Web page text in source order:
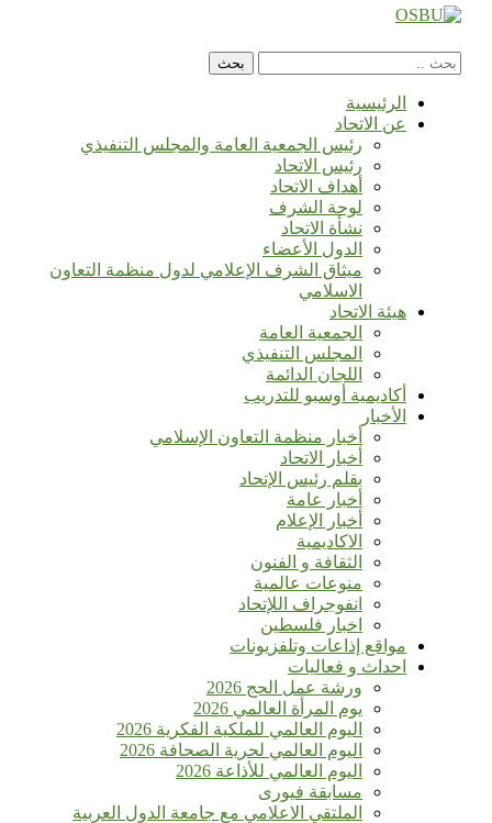
بحث
الرئيسية
عن الاتحاد
رئيس الجمعية العامة والمجلس التنفيذي
رئيس الاتحاد
أهداف الاتحاد
لوحة الشرف
نشأة الاتحاد
الدول الأعضاء
ميثاق الشرف الإعلامي لدول منظمة التعاون
الاسلامي
هيئة الاتحاد
الجمعية العامة
المجلس التنفيذي
اللجان الدائمة
أكاديمية أوسبو للتدريب
الأخبار
أخبار منظمة التعاون الإسلامي
أخبار الاتحاد
بقلم رئيس الإتحاد
أخبار عامة
أخبار الإعلام
الاكاديمية
الثقافة و الفنون
منوعات عالمية
انفوجراف اللإتحاد
اخبار فلسطين
مواقع إذاعات وتلفزيونات
احداث و فعاليات
ورشة عمل الحج 2026
يوم المرأة العالمي 2026
اليوم العالمي للملكية الفكرية 2026
اليوم العالمي لحرية الصحافة 2026
اليوم العالمي للأذاعة 2026
مسابقة فيورى
الملتقي الاعلامي مع جامعة الدول العربية